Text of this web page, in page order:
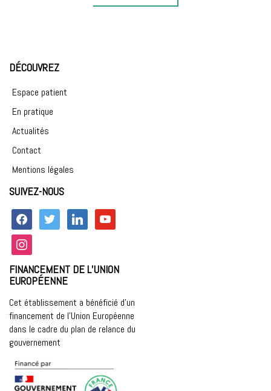
DÉCOUVREZ
Espace patient
En pratique
Actualités
Contact
Mentions légales
SUIVEZ-NOUS
facebook twitter linkedin
youtube
instagram
FINANCEMENT DE L’UNION
EUROPÉENNE
Cet établissement a bénéficié d’un
financement de l’Union Européenne
dans le cadre du plan de relance du
gouvernement